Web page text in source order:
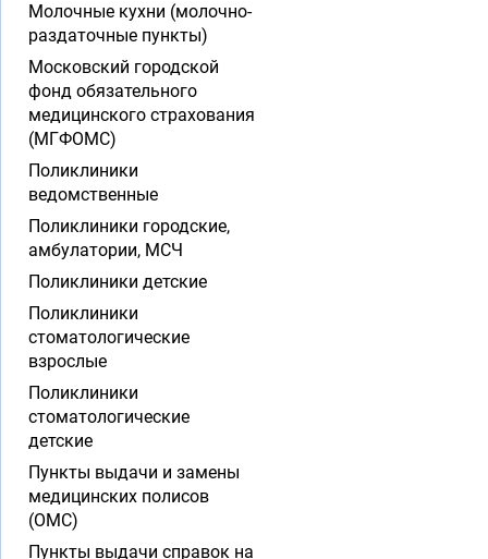
Молочные кухни (молочно-
раздаточные пункты)
Московский городской
фонд обязательного
медицинского страхования
(МГФОМС)
Поликлиники
ведомственные
Поликлиники городские,
амбулатории, МСЧ
Поликлиники детские
Поликлиники
стоматологические
взрослые
Поликлиники
стоматологические
детские
Пункты выдачи и замены
медицинских полисов
(ОМС)
Пункты выдачи справок на